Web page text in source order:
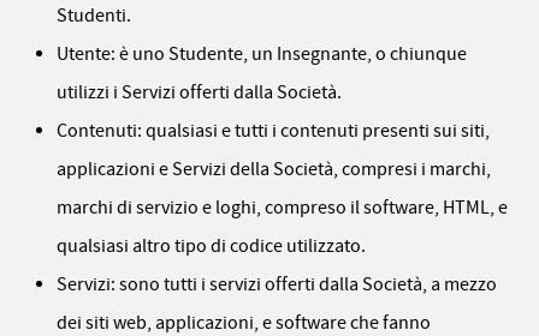
Studenti.
Utente: è uno Studente, un Insegnante, o chiunque
utilizzi i Servizi offerti dalla Società.
Contenuti: qualsiasi e tutti i contenuti presenti sui siti,
applicazioni e Servizi della Società, compresi i marchi,
marchi di servizio e loghi, compreso il software, HTML, e
qualsiasi altro tipo di codice utilizzato.
Servizi: sono tutti i servizi offerti dalla Società, a mezzo
dei siti web, applicazioni, e software che fanno